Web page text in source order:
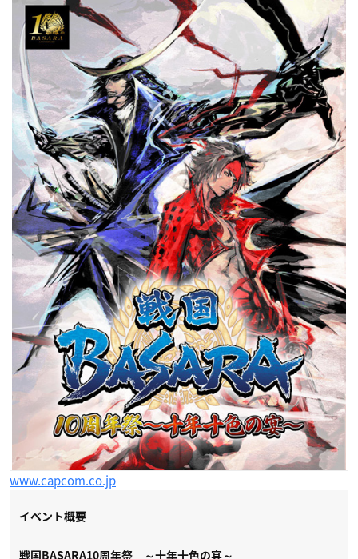
www.capcom.co.jp
イベント概要
戦国BASARA10周年祭 ～十年十色の宴～